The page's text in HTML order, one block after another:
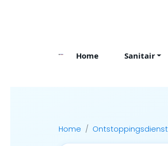
Home Sanitair
Home Ontstoppingsdienst